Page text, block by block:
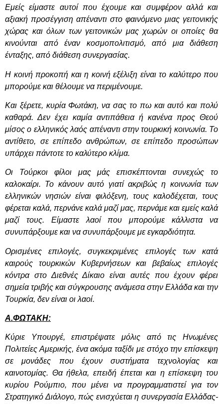
Εμείς είμαστε αυτοί που έχουμε και συμφέρον αλλά και
αξιακή προσέγγιση απέναντι στο φαινόμενο μιας γειτονικής
χώρας και όλων των γειτονικών μας χωρών οι οποίες θα
κινούνται από έναν κοσμοπολιτισμό, από μια διάθεση
ένταξης, από διάθεση συνεργασίας.
Η κοινή προκοπή και η κοινή εξέλιξη είναι το καλύτερο που
μπορούμε και θέλουμε να περιμένουμε.
Και ξέρετε, κυρία Φωτάκη, να σας το πω και αυτό και πολύ
καθαρά. Δεν έχει καμία αντιπάθεια ή κανένα προς Θεού
μίσος ο ελληνικός λαός απέναντι στην τουρκική κοινωνία. Το
αντίθετο, σε επίπεδο ανθρώπων, σε επίπεδο προσώπων
υπάρχει πάντοτε το καλύτερο κλίμα.
Οι Τούρκοι φίλοι μας μάς επισκέπτονται συνεχώς το
καλοκαίρι. Το κάνουν αυτό γιατί ακριβώς η κοινωνία των
ελληνικών νησιών είναι φιλόξενη, τους καλοδέχεται, τους
φέρεται καλά, περνάνε καλά μαζί μας, περνάμε και εμείς καλά
μαζί τους. Είμαστε λαοί που μπορούμε κάλλιστα να
συνυπάρξουμε και να συνυπάρξουμε με εγκαρδιότητα.
Ορισμένες επιλογές, συγκεκριμένες επιλογές των κατά
καιρούς τουρκικών Κυβερνήσεων και βεβαίως επιλογές
κόντρα στο Διεθνές Δίκαιο είναι αυτές που έχουν φέρει
σημεία τριβής και σύγκρουσης ανάμεσα στην Ελλάδα και την
Τουρκία, δεν είναι οι λαοί.
Α.ΦΩΤΑΚΗ:
Κύριε Υπουργέ, επιστρέψατε μόλις από τις Ηνωμένες
Πολιτείες Αμερικής, ένα ακόμα ταξίδι με στόχο την επίσκεψη
σε μονάδες που έχουν συστήματα τεχνολογίας και
καινοτομίας. Θα ήθελα, επειδή έπεται και η επίσκεψη του
κυρίου Ρούμπιο, που μένει να προγραμματιστεί για τον
Στρατηγικό Διάλογο, πώς ενισχύεται η συνεργασία Ελλάδας-